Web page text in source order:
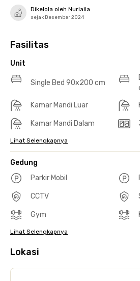
Dikelola oleh Nurlaila
sejak Desember 2024
Fasilitas
Unit
Single Bed 90x200 cm
Kamar Mandi Luar
Kamar Mandi Dalam
Lihat Selengkapnya
Gedung
Parkir Mobil
CCTV
Gym
Lihat Selengkapnya
Lokasi